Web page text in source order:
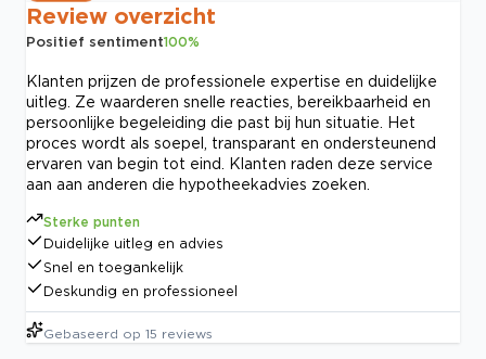
Review overzicht
Positief sentiment100%
Klanten prijzen de professionele expertise en duidelijke
uitleg. Ze waarderen snelle reacties, bereikbaarheid en
persoonlijke begeleiding die past bij hun situatie. Het
proces wordt als soepel, transparant en ondersteunend
ervaren van begin tot eind. Klanten raden deze service
aan aan anderen die hypotheekadvies zoeken.
Sterke punten
Duidelijke uitleg en advies
Snel en toegankelijk
Deskundig en professioneel
Gebaseerd op 15 reviews